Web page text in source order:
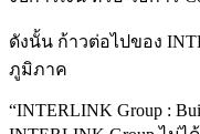
ดังนั้น ก้าวต่อไปของ
ภูมิภาค
“INTERLINK Group :